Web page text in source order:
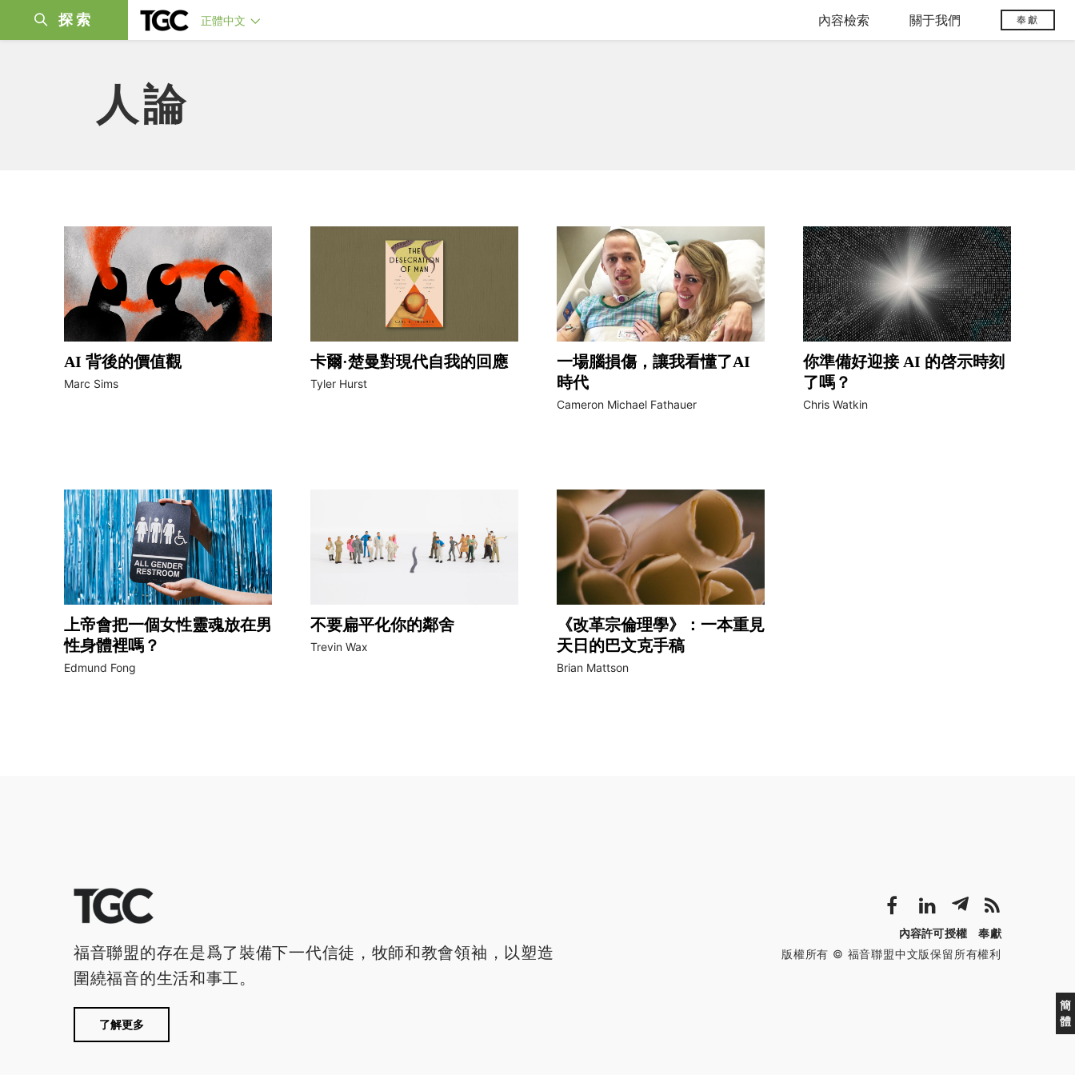
探索 正體中文 內容檢索 關于我們 奉獻
人論
AI 背後的價值觀
Marc Sims
卡爾·楚曼對現代自我的回應
Tyler Hurst
一場腦損傷，讓我看懂了AI
時代
Cameron Michael Fathauer
你準備好迎接 AI 的啓示時刻
了嗎？
Chris Watkin
上帝會把一個女性靈魂放在男
性身體裡嗎？
Edmund Fong
不要扁平化你的鄰舍
Trevin Wax
《改革宗倫理學》：一本重見
天日的巴文克手稿
Brian Mattson
簡
體
福音聯盟的存在是爲了裝備下一代信徒，牧師和教會領袖，以塑造
圍繞福音的生活和事工。
了解更多
內容許可授權
奉獻
版權所有 © 福音聯盟中文版保留所有權利